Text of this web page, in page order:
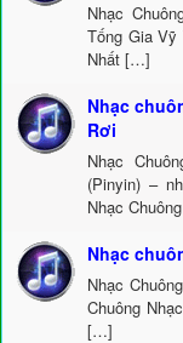
Nhạc
Tống Gia Vỹ
Nhất […]
Nhạc
Rơi
Nhạc
(Pinyin) –
Nhạc
Nhạc
Nhạc
Chuông
[…]